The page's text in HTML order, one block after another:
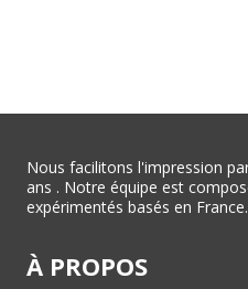
Nous facilitons l'impression
ans . Notre équipe est
expérimentés basés en France.
À PROPOS